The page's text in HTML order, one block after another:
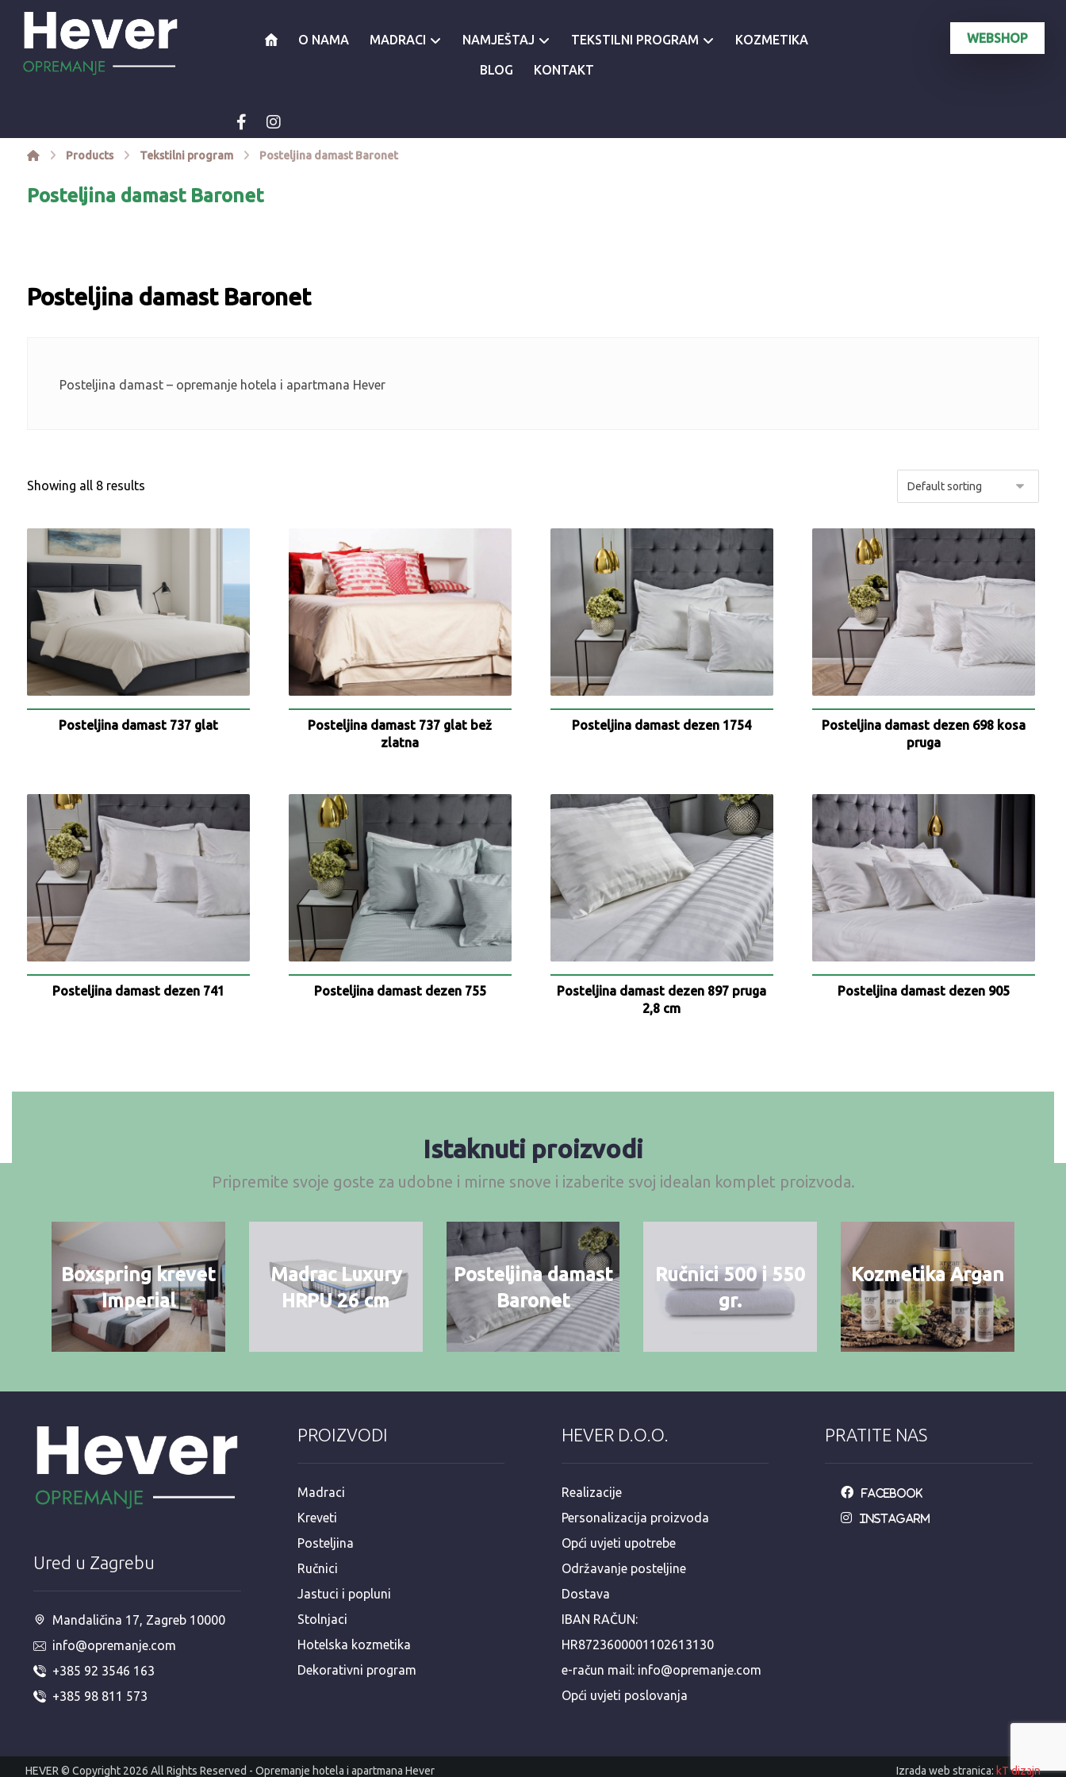
O NAMA MADRACI NAMJEŠTAJ TEKSTILNI PROGRAM KOZMETIKA
BLOG KONTAKT
WEBSHOP
Products Tekstilni program Posteljina damast Baronet
Posteljina damast Baronet
Posteljina damast Baronet
Posteljina damast – opremanje hotela i apartmana Hever
Showing all 8 results
Posteljina damast 737 glat
Posteljina damast 737 glat bež
zlatna
Posteljina damast dezen 1754
Posteljina damast dezen 698 kosa
pruga
Posteljina damast dezen 741 Posteljina damast dezen 755
Posteljina damast dezen 897 pruga
2,8 cm
Posteljina damast dezen 905
Istaknuti proizvodi
Pripremite svoje goste za udobne i mirne snove i izaberite svoj idealan komplet proizvoda.
Boxspring krevet
Imperial
Madrac Luxury
HRPU 26 cm
Posteljina damast
Baronet
Ručnici 500 i 550
gr.
Kozmetika Argan
Ured u Zagrebu
Mandaličina 17, Zagreb 10000
info@opremanje.com
+385 92 3546 163
+385 98 811 573
PROIZVODI
Madraci
Kreveti
Posteljina
Ručnici
Jastuci i popluni
Stolnjaci
Hotelska kozmetika
Dekorativni program
HEVER D.O.O.
Realizacije
Personalizacija proizvoda
Opći uvjeti upotrebe
Održavanje posteljine
Dostava
IBAN RAČUN:
HR8723600001102613130
e-račun mail: info@opremanje.com
Opći uvjeti poslovanja
PRATITE NAS
Facebook
Instagarm
HEVER © Copyright 2026 All Rights Reserved - Opremanje hotela i apartmana Hever Izrada web stranica: kT dizajn